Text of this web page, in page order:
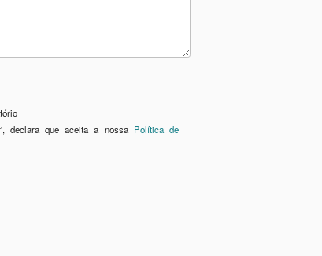
declara que aceita a nossa Política de